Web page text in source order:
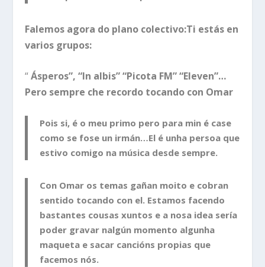
Falemos agora do plano colectivo:Ti estás en
varios grupos:
“Ásperos”, “In albis” “Picota FM” “Eleven”…
Pero sempre che recordo tocando con Omar
Pois si, é o meu primo pero para min é case
como se fose un irmán…El é unha persoa que
estivo comigo na música desde sempre.
Con Omar os temas gañan moito e cobran
sentido tocando con el. Estamos facendo
bastantes cousas xuntos e a nosa idea sería
poder gravar nalgún momento algunha
maqueta e sacar cancións propias que
facemos nós.